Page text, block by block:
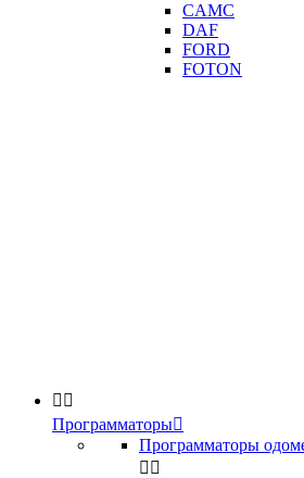
CAMC
DAF
FORD
FOTON
 
Программаторы
Программаторы
 